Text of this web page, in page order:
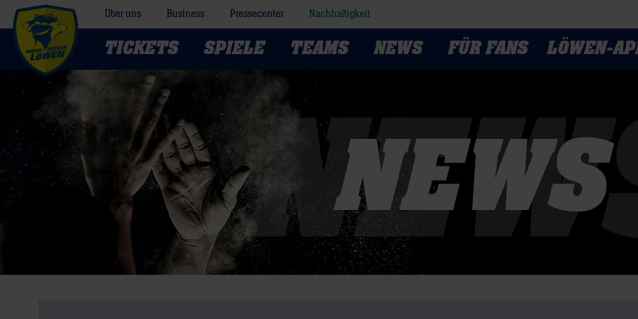
Über uns Business Pressecenter Nachhaltigkeit
TICKETS SPIELE TEAMS NEWS FÜR FANS LÖWEN-